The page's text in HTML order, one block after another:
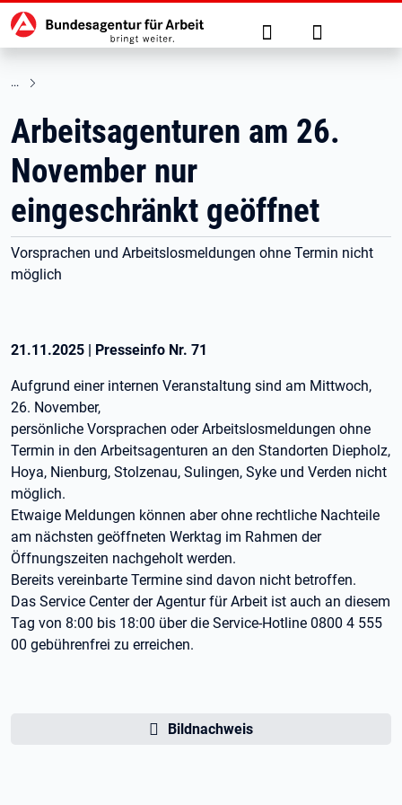
zu den Hauptinhalten springen
Hauptnavigation Suche Anmelden
Arbeitsagenturen am 26.
November nur
eingeschränkt geöffnet
Vorsprachen und Arbeitslosmeldungen ohne Termin nicht
möglich
21.11.2025 | Presseinfo Nr. 71
Aufgrund einer internen Veranstaltung sind am Mittwoch,
26. November,
persönliche Vorsprachen oder Arbeitslosmeldungen ohne
Termin in den Arbeitsagenturen an den Standorten Diepholz,
Hoya, Nienburg, Stolzenau, Sulingen, Syke und Verden nicht
möglich.
Etwaige Meldungen können aber ohne rechtliche Nachteile
am nächsten geöffneten Werktag im Rahmen der
Öffnungszeiten nachgeholt werden.
Bereits vereinbarte Termine sind davon nicht betroffen.
Das Service Center der Agentur für Arbeit ist auch an diesem
Tag von 8:00 bis 18:00 über die Service-Hotline 0800 4 555
00 gebührenfrei zu erreichen.
Bildnachweis